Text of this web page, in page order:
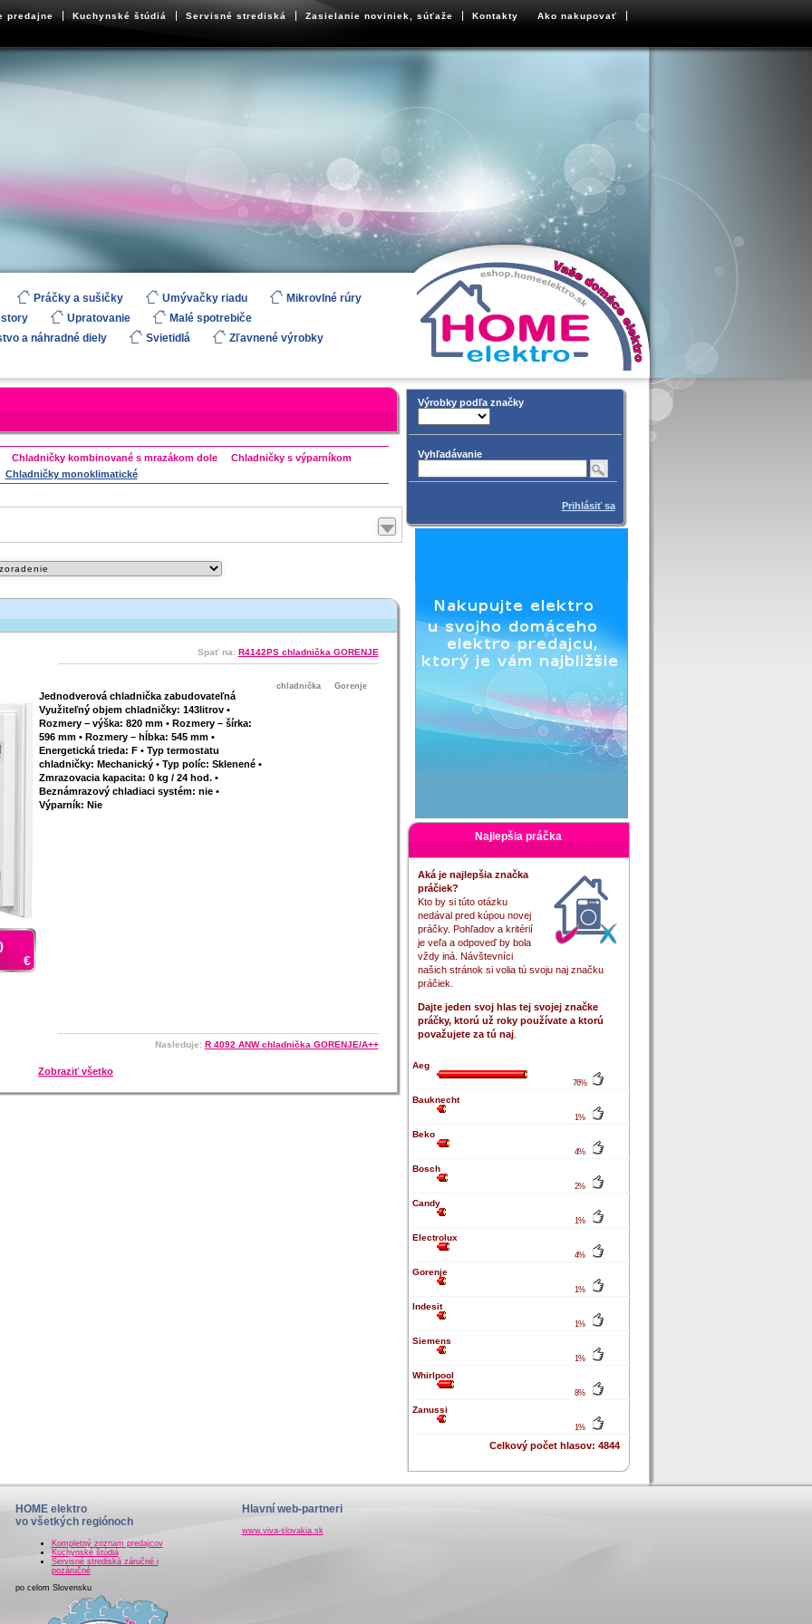
predajne Kuchynské štúdiá Servisné strediská Zasielanie noviniek, súťaže Kontakty Ako nakupovať
Práčky a sušičky Umývačky riadu
Mikrovlné rúry
Upratovanie
Malé spotrebiče
a náhradné diely
Svietidlá Zľavnené výrobky
Chladničky kombinované s mrazákom dole
Chladničky s výparníkom
Chladničky monoklimatické
Maximalizovať
Spať na: R4142PS chladnička GORENJE
chladnička Gorenje
Jednodverová chladnička zabudovateľná
Využiteľný objem chladničky: 143litrov •
Rozmery – výška: 820 mm • Rozmery – šírka:
596 mm • Rozmery – hĺbka: 545 mm •
Energetická trieda: F • Typ termostatu
chladničky: Mechanický • Typ políc: Sklenené •
Zmrazovacia kapacita: 0 kg / 24 hod. •
Beznámrazový chladiaci systém: nie •
Výparník: Nie
€
Nasleduje: R 4092 ANW chladnička GORENJE/A++
Zobraziť všetko
Výrobky podľa značky
Vyhľadávanie
Prihlásiť sa
Najlepšia práčka
Aká je najlepšia značka
práčiek?
Kto by si túto otázku
nedával pred kúpou novej
práčky. Pohľadov a kritérií
je veľa a odpoveď by bola
vždy iná. Návštevníci
našich stránok si volia tú svoju naj značku
práčiek.
Dajte jeden svoj hlas tej svojej značke
práčky, ktorú už roky používate a ktorú
považujete za tú naj.
Aeg
76%
Bauknecht
1%
Beko
4%
Bosch
2%
Candy
1%
Electrolux
4%
Gorenje
1%
Indesit
1%
Siemens
1%
Whirlpool
8%
Zanussi
1%
Celkový počet hlasov: 4844
HOME elektro
vo všetkých regiónoch
Kompletný zoznam predajcov
Kuchynské štúdiá
Servisné strediská záručné i
pozáručné
po celom Slovensku
Hlavní web-partneri
www.viva-slovakia.sk